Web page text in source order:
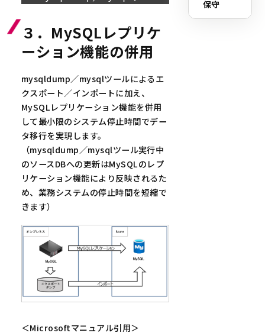
３．MySQLレプリケ
ーション機能の併用
mysqldump／mysqlツールによるエ
クスポート／インポートに加え、
MySQLレプリケーション機能を併用
して最小限のシステム停止時間でデー
タ移行を実現します。
（mysqldump／mysqlツール実行中
のソースDBへの更新はMySQLのレプ
リケーション機能により反映されるた
め、業務システムの停止時間を短縮で
きます）
＜Microsoftマニュアル引用＞
保守